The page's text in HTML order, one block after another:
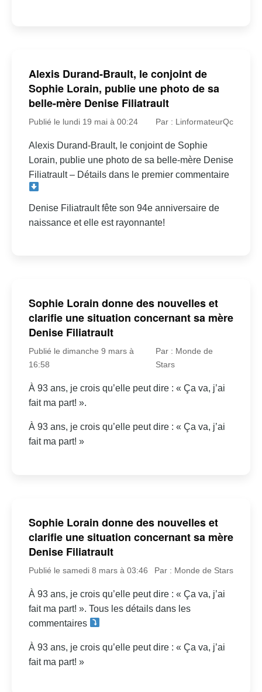
Alexis Durand-Brault, le conjoint de
Sophie Lorain, publie une photo de sa
belle-mère Denise Filiatrault
Publié le lundi 19 mai à 00:24 Par : LinformateurQc
Alexis Durand-Brault, le conjoint de Sophie
Lorain, publie une photo de sa belle-mère Denise
Filiatrault – Détails dans le premier commentaire
Denise Filiatrault fête son 94e anniversaire de
naissance et elle est rayonnante!
Sophie Lorain donne des nouvelles et
clarifie une situation concernant sa mère
Denise Filiatrault
Publié le dimanche 9 mars à
16:58
Par : Monde de
Stars
À 93 ans, je crois qu’elle peut dire : « Ça va, j’ai
fait ma part! ».
À 93 ans, je crois qu’elle peut dire : « Ça va, j’ai
fait ma part! »
Sophie Lorain donne des nouvelles et
clarifie une situation concernant sa mère
Denise Filiatrault
Publié le samedi 8 mars à 03:46 Par : Monde de Stars
À 93 ans, je crois qu’elle peut dire : « Ça va, j’ai
fait ma part! ». Tous les détails dans les
commentaires
À 93 ans, je crois qu’elle peut dire : « Ça va, j’ai
fait ma part! »